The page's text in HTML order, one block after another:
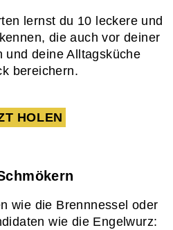
lernst du 10 leckere und
die auch vor deiner
und deine Alltagsküche
bereichern.
HOLEN
wie die Brennnessel oder
wie die Engelwurz: